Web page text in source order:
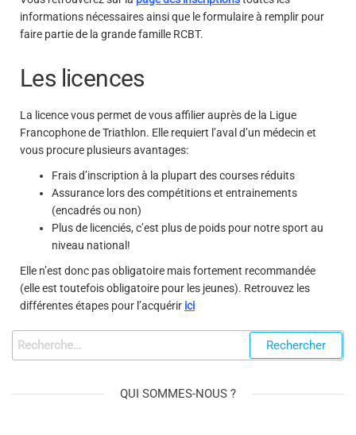
informations nécessaires ainsi que le formulaire à remplir pour
faire partie de la grande famille RCBT.
Les licences
La licence vous permet de vous affilier auprès de la Ligue
Francophone de Triathlon. Elle requiert l’aval d’un médecin et
vous procure plusieurs avantages:
Frais d’inscription à la plupart des courses réduits
Assurance lors des compétitions et entrainements
(encadrés ou non)
Plus de licenciés, c’est plus de poids pour notre sport au
niveau national!
Elle n’est donc pas obligatoire mais fortement recommandée
(elle est toutefois obligatoire pour les jeunes). Retrouvez les
différentes étapes pour l’acquérir ici
QUI SOMMES-NOUS ?